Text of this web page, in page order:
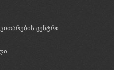
ცენტრი